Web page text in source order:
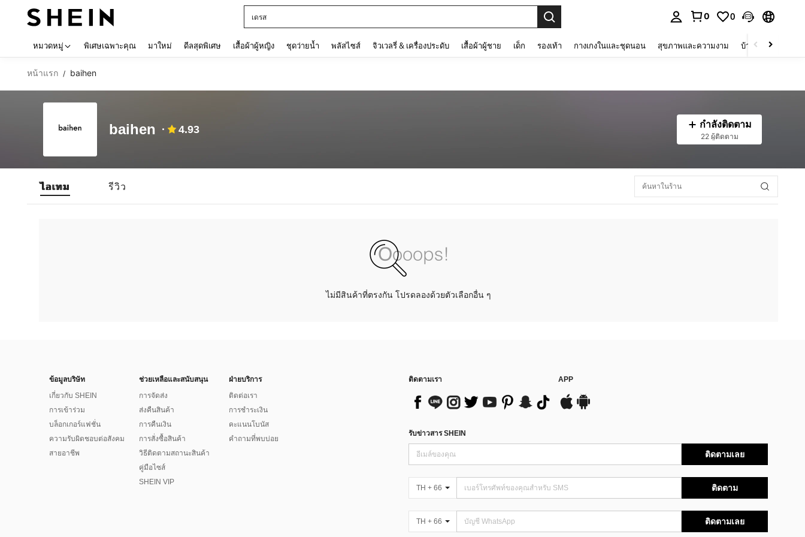
เดรส
0 0
หมวดหมู่ พิเศษเฉพาะคุณ มาใหม่ ดีลสุดพิเศษ เสื้อผ้าผู้หญิง ชุดว่ายน้ำ พลัสไซส์ จิวเวลรี่ & เครื่องประดับ เสื้อผ้าผู้ชาย เด็ก รองเท้า กางเกงในและชุดนอน สุขภาพและความงาม บ้านและที่อยู่อาศัย
หน้าแรก / baihen
baihen 4.93 กำลังติดตาม
22 ผู้ติดตาม
ไอเทม รีวิว
ไม่มีสินค้าที่ตรงกัน โปรดลองด้วยตัวเลือกอื่น ๆ
ข้อมูลบริษัท
เกี่ยวกับ SHEIN
การเข้าร่วม
บล็อกเกอร์แฟชั่น
ความรับผิดชอบต่อสังคม
สายอาชีพ
ช่วยเหลือและสนับสนุน
การจัดส่ง
ส่งคืนสินค้า
การคืนเงิน
การสั่งซื้อสินค้า
วิธีติดตามสถานะสินค้า
คู่มือไซส์
SHEIN VIP
ฝ่ายบริการ
ติดต่อเรา
การชำระเงิน
คะแนนโบนัส
คำถามที่พบบ่อย
ติดตามเรา APP
รับข่าวสาร SHEIN
ติดตามเลย
TH + 66 ติดตาม
TH + 66 ติดตามเลย